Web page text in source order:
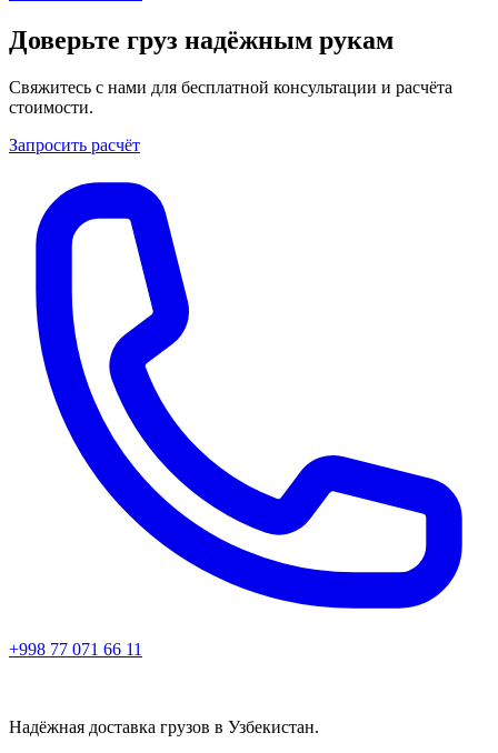
Доверьте груз надёжным рукам
Свяжитесь с нами для бесплатной консультации и расчёта
стоимости.
Запросить расчёт
+998 77 071 66 11
Надёжная доставка грузов в Узбекистан.